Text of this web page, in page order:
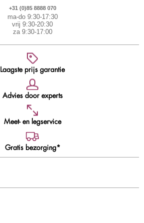
+31 (0)85 8888 070
ma-do 9:30-17:30
vrij 9:30-20:30
za 9:30-17:00
Laagste prijs garantie
Advies door experts
Meet- en legservice
Gratis bezorging*